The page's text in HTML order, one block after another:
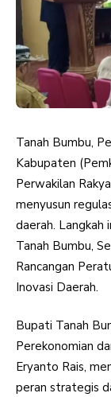
Tanah Bumbu,
Kabupaten
Perwakilan
menyusun
daerah. Langkah
Tanah Bumbu,
Rancangan
Inovasi Daerah.
Bupati Tanah
Perekonomian
Eryanto Rais,
peran strategis